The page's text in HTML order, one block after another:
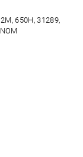
650H, 31289,